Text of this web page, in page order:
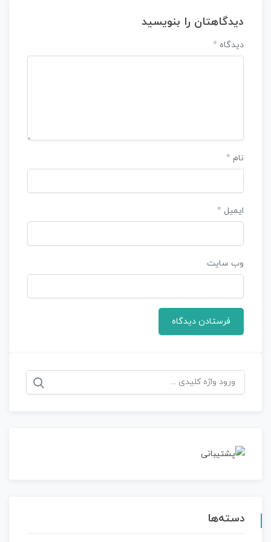
دیدگاهتان را بنویسید
دیدگاه *
نام *
ایمیل *
وب‌ سایت
جستجو
برای:
دسته‌ها